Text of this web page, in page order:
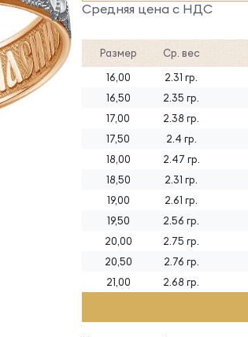
Средняя цена с НДС
Размер Ср. вес
16,00
2.31 гр.
16,50
2.35 гр.
17,00
2.38 гр.
17,50
2.4 гр.
18,00
2.47 гр.
18,50
2.31 гр.
19,00
2.61 гр.
19,50
2.56 гр.
20,00
2.75 гр.
20,50
2.76 гр.
21,00
2.68 гр.